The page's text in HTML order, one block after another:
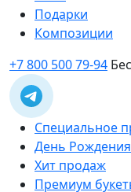
Подарки
Композиции
+7 800 500 79-94
Специальное
День Рождения
Хит продаж
Премиум